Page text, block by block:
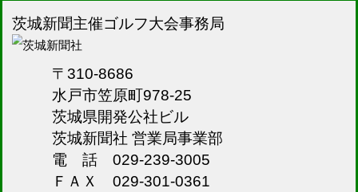
茨城新聞主催ゴルフ大会事務局
〒310-8686
水戸市笠原町978-25
茨城県開発公社ビル
茨城新聞社 営業局事業部
電 話 029-239-3005
ＦＡＸ 029-301-0361